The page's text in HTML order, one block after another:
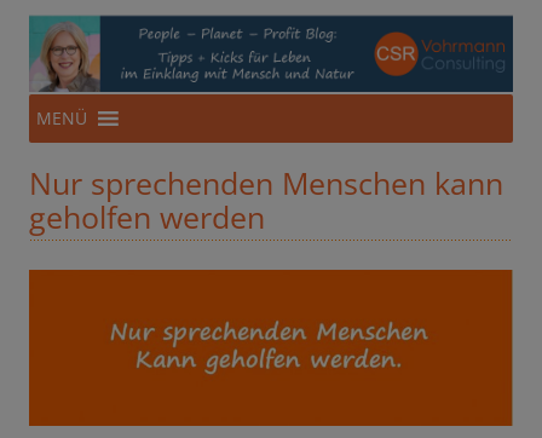
CSR-Beratung aus NRW
Für eine Ökonomie im Einklang mit Mensch und Natur
Zum
MENÜ
Nur sprechenden Menschen kann
geholfen werden